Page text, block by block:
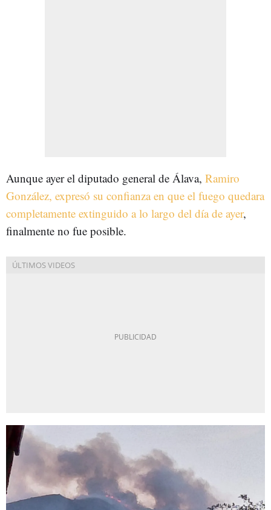
Aunque ayer el diputado general de Álava, Ramiro
González, expresó su confianza en que el fuego quedara
completamente extinguido a lo largo del día de ayer,
finalmente no fue posible.